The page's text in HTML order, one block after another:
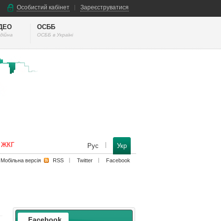
Особистий кабінет Зареєструватися
ОСББ
ОСББ в Україні
ЖКГ Рус Укр
Мобільна версiя RSS Twitter Facebook